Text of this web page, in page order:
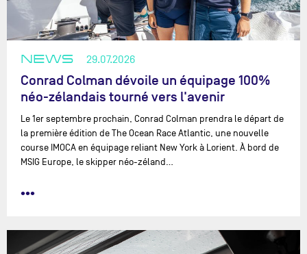
NEWS 29.07.2026
Conrad Colman dévoile un équipage 100%
néo-zélandais tourné vers l'avenir
Le 1er septembre prochain, Conrad Colman prendra le départ de
la première édition de The Ocean Race Atlantic, une nouvelle
course IMOCA en équipage reliant New York à Lorient. À bord de
MSIG Europe, le skipper néo-zéland…
•••